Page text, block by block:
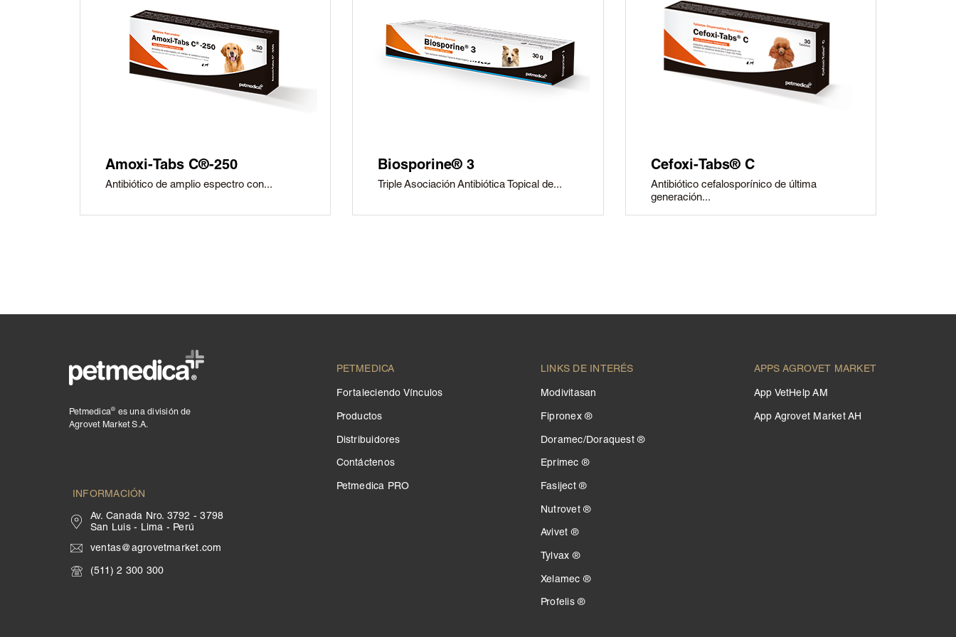
Amoxi-Tabs C®-250
Antibiótico de amplio espectro con...
Biosporine® 3
Triple Asociación Antibiótica Topical de...
Cefoxi-Tabs® C
Antibiótico cefalosporínico de última
generación...
Petmedica® es una división de
Agrovet Market S.A.
INFORMACIÓN
Av. Canada Nro. 3792 - 3798
San Luis - Lima - Perú
ventas@agrovetmarket.com
(511) 2 300 300
PETMEDICA
Fortaleciendo Vínculos
Productos
Distribuidores
Contáctenos
Petmedica PRO
LINKS DE INTERÉS
Modivitasan
Fipronex ®
Doramec/Doraquest ®
Eprimec ®
Fasiject ®
Nutrovet ®
Avivet ®
Tylvax ®
Xelamec ®
Profelis ®
APPS AGROVET MARKET
App VetHelp AM
App Agrovet Market AH